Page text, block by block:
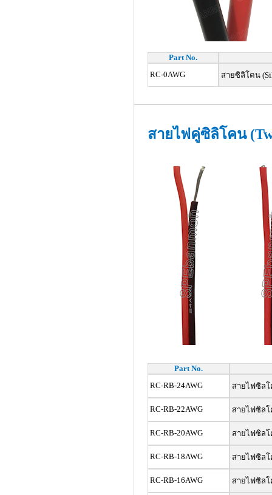
Part No.
RC-0AWG
สายซิลิโคน
สายไฟคู่ซิลิโคน
Part No.
RC-RB-24AWG
สายไฟซิลโ
RC-RB-22AWG สายไฟซิลโ
RC-RB-20AWG สายไฟซิลโ
RC-RB-18AWG สายไฟซิลโ
RC-RB-16AWG สายไฟซิลโ